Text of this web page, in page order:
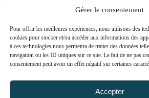
Gérer le consentement
Pour offrir les meilleures expériences, nous utilisons des
cookies pour stocker et/ou accéder aux informations des
à ces technologies nous permettra de traiter des données
navigation ou les ID uniques sur ce site. Le fait de ne pas
consentement peut avoir un effet négatif sur certaines
Accepter
Laurentides
Bas Modéré Élevé Très Élevé